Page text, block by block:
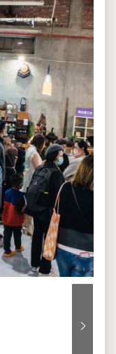
下一張